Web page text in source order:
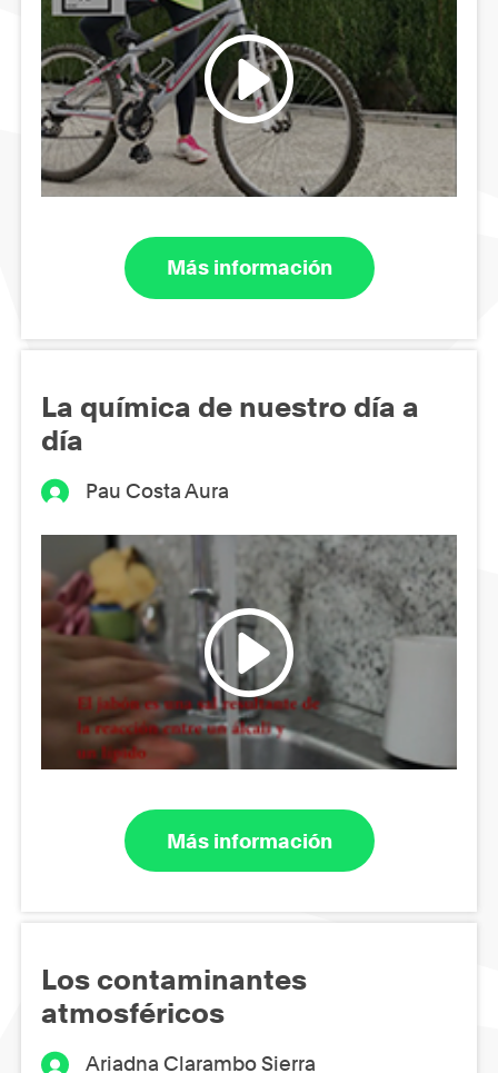
Más información
La química de nuestro día a
día
Pau Costa Aura
Más información
Los contaminantes
atmosféricos
Ariadna Clarambo Sierra